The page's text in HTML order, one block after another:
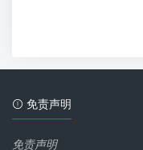
免责声明
免责声明